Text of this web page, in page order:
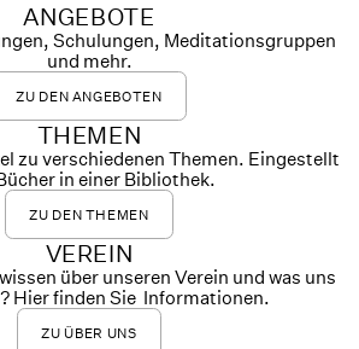
ANGEBOTE
Schulungen, Meditationsgruppen
und mehr.
ZU DEN ANGEBOTEN
THEMEN
zu verschiedenen Themen. Eingestellt
in einer Bibliothek.
ZU DEN THEMEN
VEREIN
über unseren Verein und was uns
Hier finden Sie Informationen.
ZU ÜBER UNS